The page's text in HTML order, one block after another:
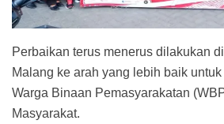
Perbaikan terus menerus dilakukan
Malang ke arah yang lebih baik
Warga Binaan Pemasyarakatan
Masyarakat.